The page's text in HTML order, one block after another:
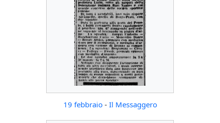
19 febbraio- Il Messaggero